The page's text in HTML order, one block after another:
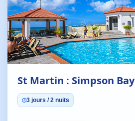
St Martin : Simpson Bay
3 jours / 2 nuits